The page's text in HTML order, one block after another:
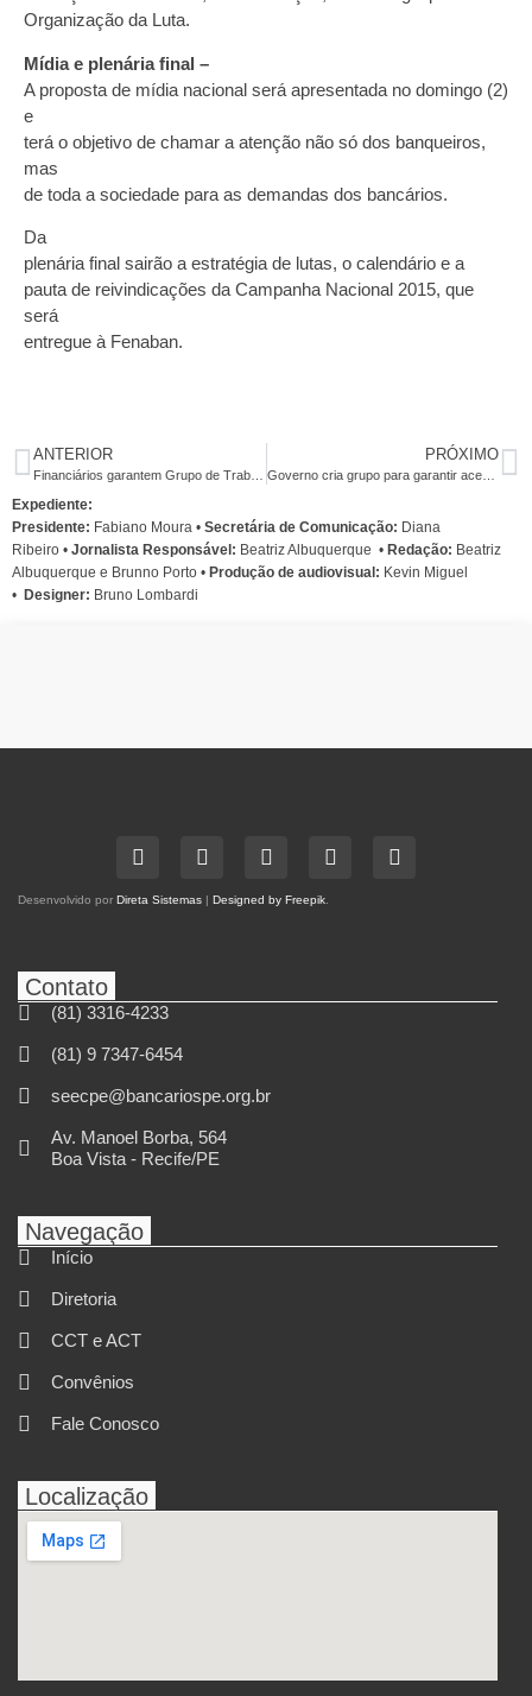
Organização da Luta.
Mídia e plenária final –
A proposta de mídia nacional será apresentada no domingo (2)
e
terá o objetivo de chamar a atenção não só dos banqueiros,
mas
de toda a sociedade para as demandas dos bancários.
Da
plenária final sairão a estratégia de lutas, o calendário e a
pauta de reivindicações da Campanha Nacional 2015, que
será
entregue à Fenaban.
ANTERIOR
Financiários garantem Grupo de Trabalho para debater terceirização com a Fenacrefi
PRÓXIMO
Governo cria grupo para garantir acesso da mulher com deficiência ao SUS
Expediente:
Presidente: Fabiano Moura • Secretária de Comunicação: Diana
Ribeiro • Jornalista Responsável: Beatriz Albuquerque • Redação: Beatriz
Albuquerque e Brunno Porto • Produção de audiovisual: Kevin Miguel
• Designer: Bruno Lombardi
Desenvolvido por Direta Sistemas | Designed by Freepik
Contato
(81) 3316-4233
(81) 9 7347-6454
seecpe@bancariospe.org.br
Av. Manoel Borba, 564
Boa Vista - Recife/PE
Navegação
Início
Diretoria
CCT e ACT
Convênios
Fale Conosco
Localização